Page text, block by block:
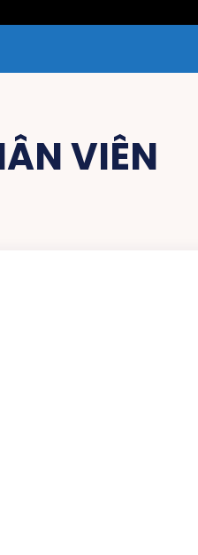
VIÊN